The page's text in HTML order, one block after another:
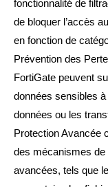
fonctionnalité de
de bloquer l’accès
en fonction de
Prévention des
FortiGate peuvent
données sensibles
données ou les
Protection Avancée
des mécanismes de
avancées, tels que